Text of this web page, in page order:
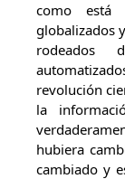
como está
globalizados
rodeados
revolución
la
hubiera
cambiado y